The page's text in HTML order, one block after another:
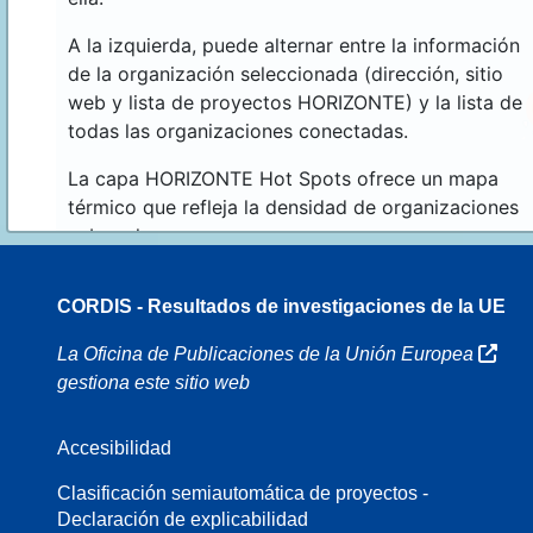
A la izquierda, puede alternar entre la información
de la organización seleccionada (dirección, sitio
web y lista de proyectos HORIZONTE) y la lista de
todas las organizaciones conectadas.
La capa HORIZONTE Hot Spots ofrece un mapa
térmico que refleja la densidad de organizaciones
sobre el mapa.
16
CORDIS - Resultados de investigaciones de la UE
La Oficina de Publicaciones de la Unión Europea
gestiona este sitio web
Accesibilidad
Clasificación semiautomática de proyectos -
Declaración de explicabilidad